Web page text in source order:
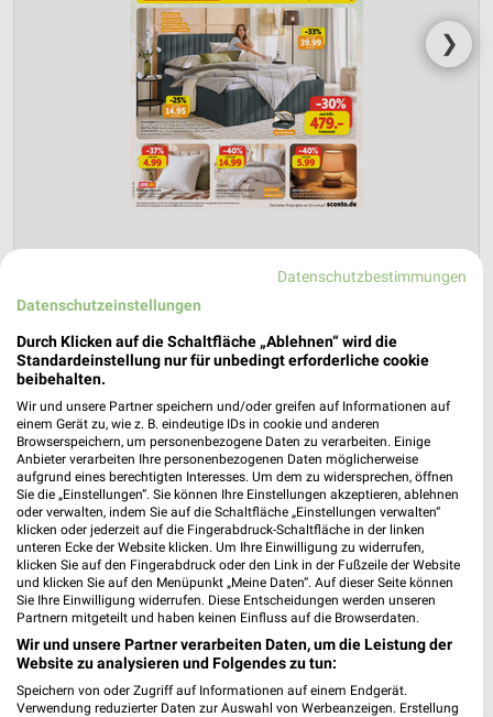
❯
Sconto Möbel Prospekt für Magdeburg
ab Mi. den 15.07.
Gültig von 15. Jul. bis 11. Aug.
📅 Kalendereintrag erstellen
PROSPEKT BLÄTTERN
Datenschutzbestimmungen
Datenschutzeinstellungen
Durch Klicken auf die Schaltfläche „Ablehnen“ wird die
Standardeinstellung nur für unbedingt erforderliche cookie
beibehalten.
Wir und unsere Partner speichern und/oder greifen auf Informationen auf
einem Gerät zu, wie z. B. eindeutige IDs in cookie und anderen
Browserspeichern, um personenbezogene Daten zu verarbeiten. Einige
Anbieter verarbeiten Ihre personenbezogenen Daten möglicherweise
aufgrund eines berechtigten Interesses. Um dem zu widersprechen, öffnen
Sie die „Einstellungen“. Sie können Ihre Einstellungen akzeptieren, ablehnen
oder verwalten, indem Sie auf die Schaltfläche „Einstellungen verwalten“
klicken oder jederzeit auf die Fingerabdruck-Schaltfläche in der linken
unteren Ecke der Website klicken. Um Ihre Einwilligung zu widerrufen,
klicken Sie auf den Fingerabdruck oder den Link in der Fußzeile der Website
und klicken Sie auf den Menüpunkt „Meine Daten“. Auf dieser Seite können
Sie Ihre Einwilligung widerrufen. Diese Entscheidungen werden unseren
Partnern mitgeteilt und haben keinen Einfluss auf die Browserdaten.
Wir und unsere Partner verarbeiten Daten, um die Leistung der
Website zu analysieren und Folgendes zu tun:
Speichern von oder Zugriff auf Informationen auf einem Endgerät.
Verwendung reduzierter Daten zur Auswahl von Werbeanzeigen. Erstellung